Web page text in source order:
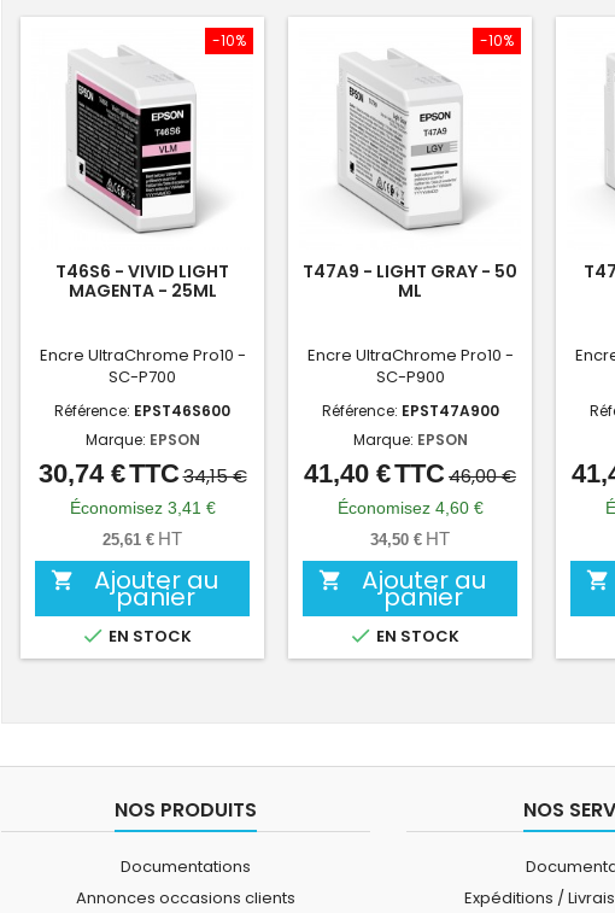
-10%
T46S6 - VIVID LIGHT
MAGENTA - 25ML
Encre UltraChrome Pro10 -
SC-P700
Référence: EPST46S600
Marque: EPSON
Prix
Prix
de
base
30,74 €TTC34,15 €
Économisez 3,41 €
25,61 € HT
 Ajouter au
panier
 EN STOCK
-10%
T47A9 - LIGHT GRAY - 50
ML
Encre UltraChrome Pro10 -
SC-P900
Référence: EPST47A900
Marque: EPSON
Prix
Prix
de
base
41,40 €TTC46,00 €
Économisez 4,60 €
34,50 € HT
 Ajouter au
panier
 EN STOCK

NOS PRODUITS
Documentations
Annonces occasions clients
NOS
Expéditions /